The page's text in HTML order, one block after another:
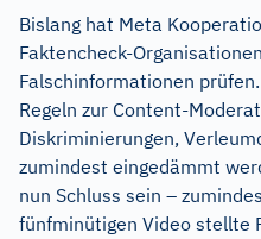
Bislang hat Meta
Faktencheck-
Falschinformationen
Regeln zur Content-
Diskriminierungen,
zumindest eingedämmt
nun Schluss sein –
fünfminütigen Video stellte